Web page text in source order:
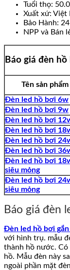
Tuổi thọ:
Xuất xứ: Việt
Bảo Hành:
NPP và Bán
Báo giá đèn
Tên sản phẩm
Đèn led hồ bơi 6w
Đèn led hồ bơi 9w
Đèn led hồ bơi
Đèn led hồ bơi
Đèn led hồ bơi
Đèn led hồ bơi
Đèn led hồ bơi
siêu mỏng
Đèn led hồ bơi
siêu mỏng
Báo giá đèn
Đèn led hồ bơi gắn
với hình trụ. mẫu
thành hồ nước. Có
hồ. Mẫu đèn này
ngoài phần mặt